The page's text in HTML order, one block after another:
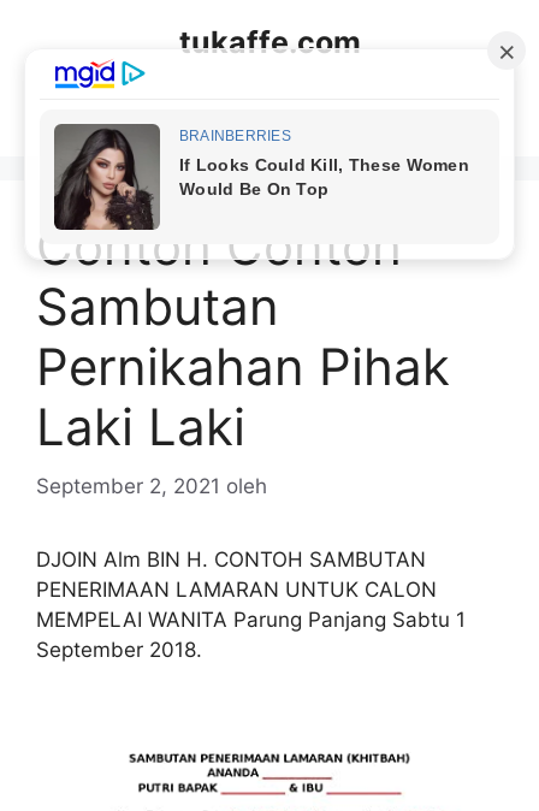
tukaffe.com
Contoh Contoh
Sambutan
Pernikahan Pihak
Laki Laki
September 2, 2021 oleh
DJOIN Alm BIN H. CONTOH SAMBUTAN
PENERIMAAN LAMARAN UNTUK CALON
MEMPELAI WANITA Parung Panjang Sabtu 1
September 2018.